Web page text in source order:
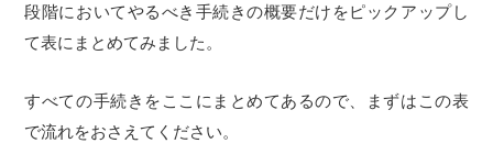
段階においてやるべき手続きの概要だけをピックアップし
て表にまとめてみました。
すべての手続きをここにまとめてあるので、まずはこの表
で流れをおさえてください。